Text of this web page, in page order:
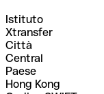
Istituto
Xtransfer
Città
Central
Paese
Hong Kong